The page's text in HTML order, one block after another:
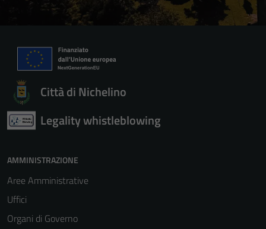
Città di Nichelino
Legality whistleblowing
AMMINISTRAZIONE
Aree Amministrative
Uffici
Organi di Governo